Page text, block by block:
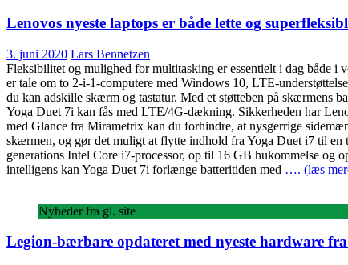
Lenovos nyeste laptops er både lette og
3. juni 2020 Lars Bennetzen
Fleksibilitet og mulighed for multitasking er essentielt i dag både i
er tale om to 2-i-1-computere med Windows 10, LTE-
du kan adskille skærm og tastatur. Med et støtteben på skærmens
Yoga Duet 7i kan fås med LTE/4G-dækning. Sikkerheden har
med Glance fra Mirametrix kan du forhindre, at nysgerrige
skærmen, og gør det muligt at flytte indhold fra Yoga Duet i7 til
generations Intel Core i7-processor, op til 16 GB hukommelse
intelligens kan Yoga Duet 7i forlænge batteritiden med …. (læs
Nyheder fra gl. site
Legion-bærbare opdateret med nyeste hardware